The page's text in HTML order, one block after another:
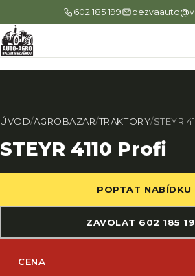
602 185 199
ÚVOD/AGROBAZAR/TRAKTORY/STEYR
STEYR 4110 Profi
POPTAT NABÍDKU
ZAVOLAT 602 185
CENA